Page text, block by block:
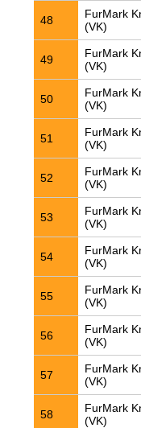
48
FurMark
(VK)
49
FurMark
(VK)
50
FurMark
(VK)
51
FurMark
(VK)
52
FurMark
(VK)
53
FurMark
(VK)
54
FurMark
(VK)
55
FurMark
(VK)
56
FurMark
(VK)
57
FurMark
(VK)
58
FurMark
(VK)